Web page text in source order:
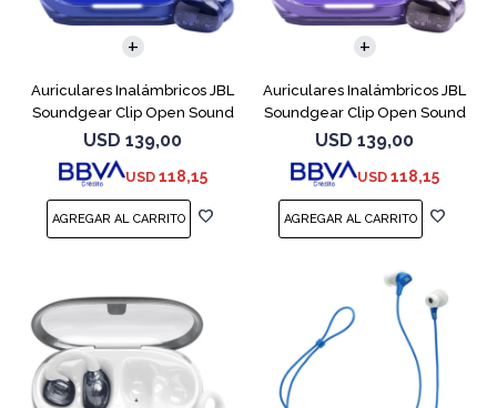
Auriculares Inalámbricos JBL
Soundgear Clip Open Sound
Azul
USD 139,00
USD 118,15
Auriculares Inalámbricos JBL
Soundgear Clip Open Sound
Purpl
USD 139,00
USD 118,15